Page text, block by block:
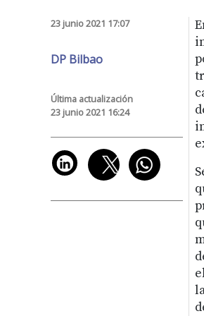
23 junio 2021 17:07
DP Bilbao
Última actualización
23 junio 2021 16:24